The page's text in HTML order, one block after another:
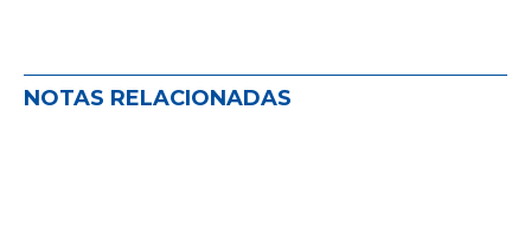
NOTAS RELACIONADAS